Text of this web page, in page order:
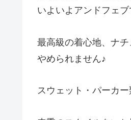
いよいよアンドフェ
最高級の着心地、ナ
やめられません♪
スウェット・パーカ